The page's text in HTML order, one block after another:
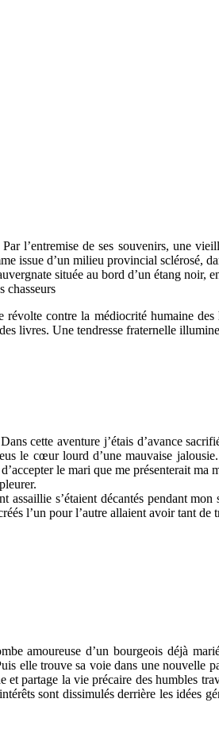
Par l’entremise de ses souvenirs, une
issue d’un milieu provincial sclérosé,
située au bord d’un étang noir,
chasseurs
contre la médiocrité humaine
livres. Une tendresse fraternelle
cette aventure j’étais d’avance
le cœur lourd d’une mauvaise
le mari que me présenterait
s’étaient décantés pendant
l’un pour l’autre allaient avoir tant de
amoureuse d’un bourgeois déjà
elle trouve sa voie dans une nouvelle
partage la vie précaire des humbles
sont dissimulés derrière les idées